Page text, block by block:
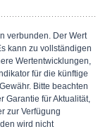
verbunden. Der Wert
kann zu vollständigen
Wertentwicklungen,
für die künftige
Bitte beachten
Garantie für Aktualität,
zur Verfügung
wird nicht